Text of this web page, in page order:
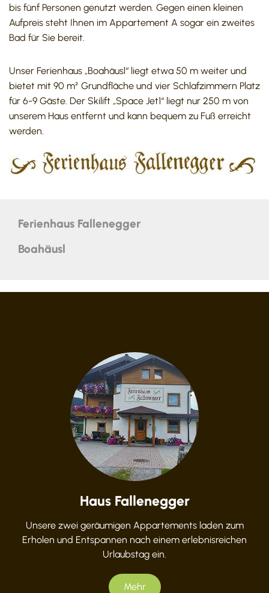
bis fünf Personen genutzt werden. Gegen einen kleinen
Aufpreis steht Ihnen im Appartement A sogar ein zweites
Bad für Sie bereit.
Unser Ferienhaus „Boahäusl“ liegt etwa 50 m weiter und
bietet mit 90 m² Grundfläche und vier Schlafzimmern Platz
für 6-9 Gäste. Der Skilift „Space Jet1“ liegt nur 250 m von
unserem Haus entfernt und kann bequem zu Fuß erreicht
werden.
Ferienhaus Fallenegger
Boahäusl
Haus Fallenegger
Unsere zwei geräumigen Appartements laden zum
Erholen und Entspannen nach einem erlebnisreichen
Urlaubstag ein.
Mehr